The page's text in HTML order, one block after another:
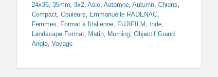
24x36 35mm 3x2 Asie Automne Autumn Chiens
Compact Couleurs Emmanuelle RADENAC
Femmes
Format à l'italienne FUJIFILM Inde
Landscape Format
Matin Morning Objectif Grand
Angle Voyage